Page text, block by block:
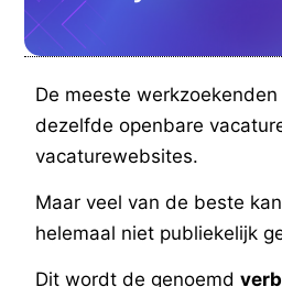
De meeste
dezelfde openbare
vacaturewebsites.
Maar veel van de beste
helemaal niet publiekelijk
Dit wordt de genoemd